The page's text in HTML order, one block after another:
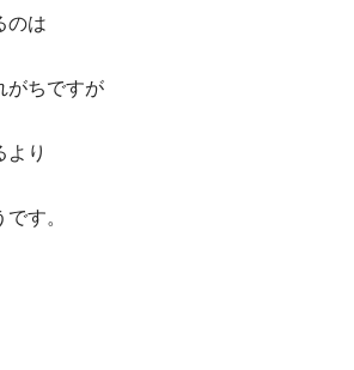
のは
がちですが
より
す。